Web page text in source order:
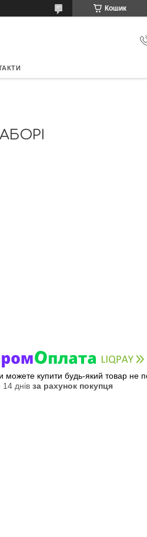
Кошик
можете купити будь-який товар не
днів за рахунок покупця